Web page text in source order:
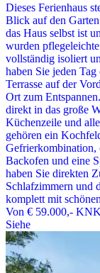
Dieses Ferienhaus
Blick auf den
das Haus selbst ist
wurden
vollständig isoliert
haben Sie jeden
Terrasse auf der
Ort zum
direkt in das große
Küchenzeile und
gehören ein
Gefrierkombination,
Backofen und eine
haben Sie direkten
Schlafzimmern und
komplett mit
Von € 59.000,- KNK
Siehe